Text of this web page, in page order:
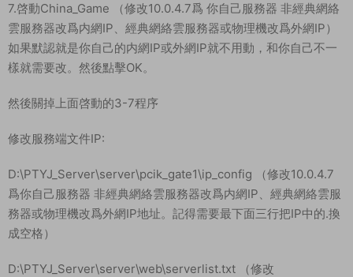
7.啓動China_Game （修改10.0.4.7爲 你自己服務器 非經典網絡
雲服務器改爲内網IP、經典網絡雲服務器或物理機改爲外網IP）
如果默認就是你自己的内網IP或外網IP就不用動，和你自己不一
樣就需要改。然後點擊OK。
然後關掉上面啓動的3-7程序
修改服務端文件IP:
D:\PTYJ_Server\server\pcik_gate1\ip_config （修改10.0.4.7
爲你自己服務器 非經典網絡雲服務器改爲内網IP、經典網絡雲服
務器或物理機改爲外網IP地址。記得需要最下面三行把IP中的.換
成空格）
D:\PTYJ_Server\server\web\serverlist.txt （修改